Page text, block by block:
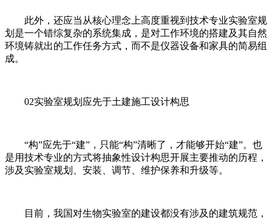
此外，还应当从核心理念上高度重视到技术专业实验室规
划是一个错综复杂的系统集成，是对工作环境的搭建及其自然
环境铸就出的工作任务方式，而不是仪器设备和家具的简易组
成。
02实验室规划应先于土建施工设计构思
“构”应先于“建”，只能“构”清晰了，才能够开始“建”。也
是用技术专业的方式将抽象性设计构思开展主要推动的历程，
涉及实验室规划、安装、调节、维护保养和升级等。
目前，我国对生物实验室的建设都没有涉及的建筑规范，